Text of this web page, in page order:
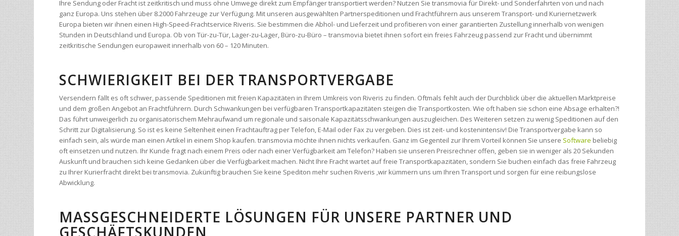
Stunden in Deutschland und Europa. Ob von Tür-zu-Tür, Lager-zu-Lager, Büro-zu-Büro – transmovia bietet ihnen sofort ein freies Fahrzeug passend zur Fracht und übernimmt
zeitkritische Sendungen europaweit innerhalb von 60 – 120 Minuten.
SCHWIERIGKEIT BEI DER TRANSPORTVERGABE
und dem großen Angebot an Frachtführern. Durch Schwankungen bei verfügbaren Transportkapazitäten steigen die Transportkosten. Wie oft haben sie schon eine Absage erhalten?!
Schritt zur Digitalisierung. So ist es keine Seltenheit einen Frachtauftrag per Telefon, E-Mail oder Fax zu vergeben. Dies ist zeit- und kostenintensiv! Die Transportvergabe kann so
einfach sein, als würde man einen Artikel in einem Shop kaufen. transmovia möchte ihnen nichts verkaufen. Ganz im Gegenteil zur Ihrem Vorteil können Sie unsere Softwarebeliebig
oft einsetzen und nutzen. Ihr Kunde fragt nach einem Preis oder nach einer Verfügbarkeit am Telefon? Haben sie unseren Preisrechner offen, geben sie in weniger als 20 Sekunden
Auskunft und brauchen sich keine Gedanken über die Verfügbarkeit machen. Nicht Ihre Fracht wartet auf freie Transportkapazitäten, sondern Sie buchen einfach das freie Fahrzeug
zu Ihrer Kurierfracht direkt bei transmovia. Zukünftig brauchen Sie keine Spediton mehr suchen Riveris ,wir kümmern uns um Ihren Transport und sorgen für eine reibungslose
Abwicklung.
MASSGESCHNEIDERTE LÖSUNGEN FÜR UNSERE PARTNER UND G
Wir entwickeln nicht erst tolle und kostspielige Softwarelösungen für sie. transmovia bietet ihnen bereits genau das, was sie benötigen: eine kostenlose Websoftware die speziell für
ihre technischen Voraussetzungen entwickelt wurde. Bewahren Sie sich Ihre Liquidität und Flexibilität und nutzen sie kostenlos unseren